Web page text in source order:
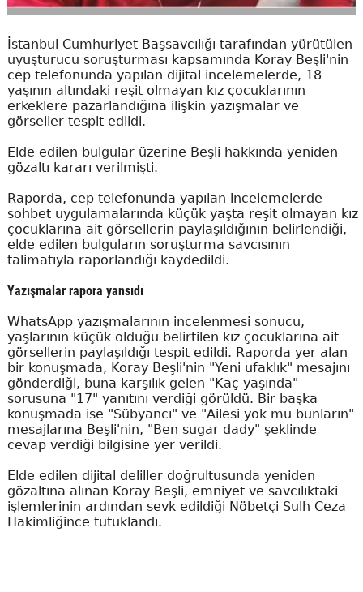
İstanbul Cumhuriyet Başsavcılığı tarafından yürütülen
uyuşturucu soruşturması kapsamında Koray Beşli'nin
cep telefonunda yapılan dijital incelemelerde, 18
yaşının altındaki reşit olmayan kız çocuklarının
erkeklere pazarlandığına ilişkin yazışmalar ve
görseller tespit edildi.
Elde edilen bulgular üzerine Beşli hakkında yeniden
gözaltı kararı verilmişti.
Raporda, cep telefonunda yapılan incelemelerde
sohbet uygulamalarında küçük yaşta reşit olmayan kız
çocuklarına ait görsellerin paylaşıldığının belirlendiği,
elde edilen bulguların soruşturma savcısının
talimatıyla raporlandığı kaydedildi.
Yazışmalar rapora yansıdı
WhatsApp yazışmalarının incelenmesi sonucu,
yaşlarının küçük olduğu belirtilen kız çocuklarına ait
görsellerin paylaşıldığı tespit edildi. Raporda yer alan
bir konuşmada, Koray Beşli'nin "Yeni ufaklık" mesajını
gönderdiği, buna karşılık gelen "Kaç yaşında"
sorusuna "17" yanıtını verdiği görüldü. Bir başka
konuşmada ise "Sübyancı" ve "Ailesi yok mu bunların"
mesajlarına Beşli'nin, "Ben sugar dady" şeklinde
cevap verdiği bilgisine yer verildi.
Elde edilen dijital deliller doğrultusunda yeniden
gözaltına alınan Koray Beşli, emniyet ve savcılıktaki
işlemlerinin ardından sevk edildiği Nöbetçi Sulh Ceza
Hakimliğince tutuklandı.